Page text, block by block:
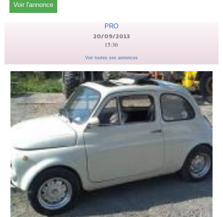
Voir l'annonce
PRO
20/09/2013
15:36
Voir toutes ses annonces